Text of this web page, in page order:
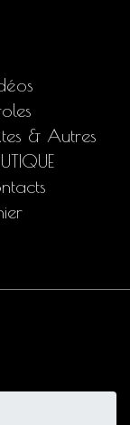
& Autres